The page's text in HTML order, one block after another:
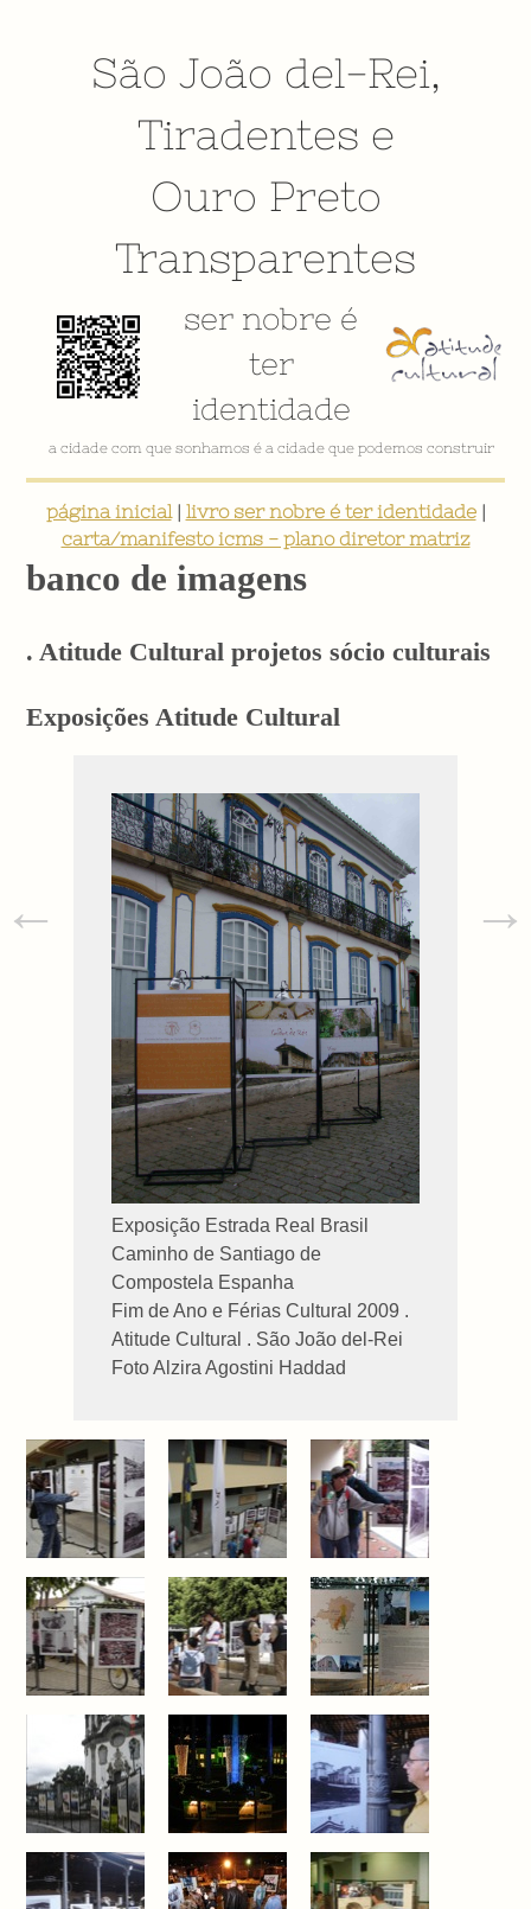
São João del-Rei,
Tiradentes e
Ouro Preto
Transparentes
ser nobre é
ter
identidade
VÍDEO INSTITUCIONAL
página inicial| livro ser nobre é ter identidade|
carta/manifesto icms - plano diretor matriz
banco de imagens
. Atitude Cultural projetos sócio culturais
Exposições Atitude Cultural
Exposição Estrada Real Brasil
Caminho de Santiago de
Compostela Espanha
Fim de Ano e Férias Cultural 2009 .
Atitude Cultural . São João del-Rei
Foto Alzira Agostini Haddad
← →